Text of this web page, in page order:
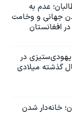
عدم به
جهانی و وخامت
افغانستان
یهودی‌ستیزی در
گذشته میلادی
خانه‌دار شدن